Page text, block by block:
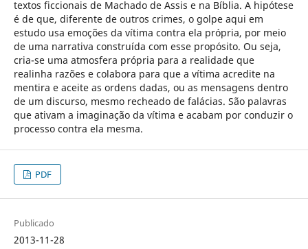
textos ficcionais de Machado de Assis e na Bíblia. A hipótese
é de que, diferente de outros crimes, o golpe aqui em
estudo usa emoções da vítima contra ela própria, por meio
de uma narrativa construída com esse propósito. Ou seja,
cria-se uma atmosfera própria para a realidade que
realinha razões e colabora para que a vítima acredite na
mentira e aceite as ordens dadas, ou as mensagens dentro
de um discurso, mesmo recheado de falácias. São palavras
que ativam a imaginação da vítima e acabam por conduzir o
processo contra ela mesma.
PDF
Publicado
2013-11-28